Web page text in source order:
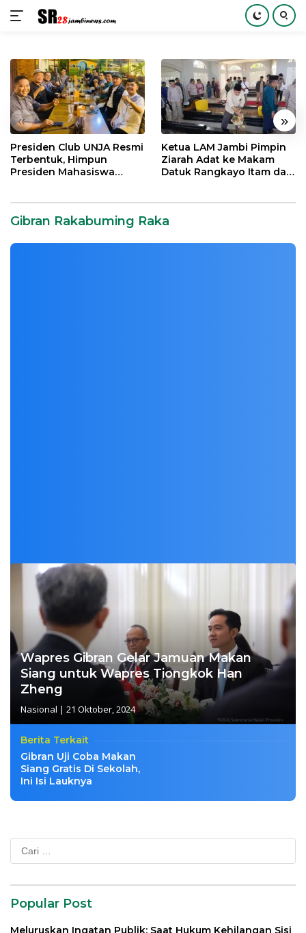
konten
« »
Presiden Club UNJA Resmi
Terbentuk, Himpun
Presiden Mahasiswa
Ketua LAM Jambi Pimpin
Ziarah Adat ke Makam
Datuk Rangkayo Itam dan
Gibran Rakabuming Raka
Wapres Gibran Gelar Jamuan Makan
Siang untuk Wapres Tiongkok Han
Zheng
Nasional | 21 Oktober, 2024
Berita Terkait
Gibran Uji Coba Makan
Siang Gratis Di Sekolah,
Ini Isi Lauknya
Cari
untuk:
Popular Post